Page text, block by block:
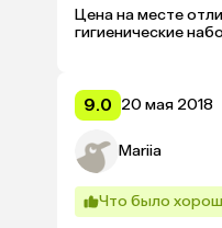
Цена на месте
гигиенические
9.0 20 мая 2018
Mariia
Что было